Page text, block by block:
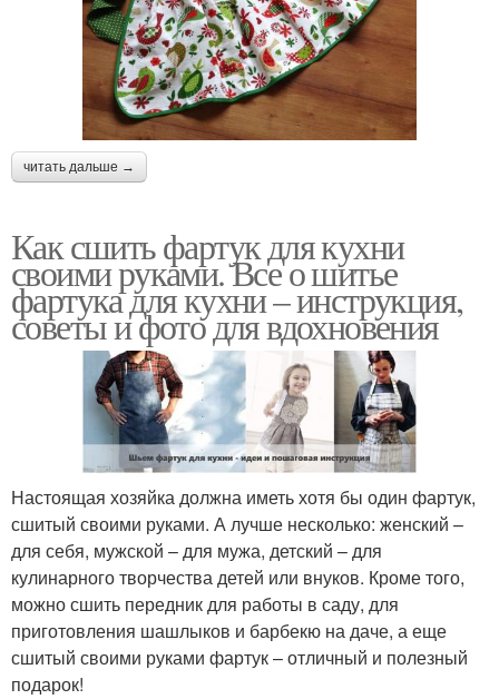
читать дальше →
Как сшить фартук для кухни
своими руками. Все о шитье
фартука для кухни – инструкция,
советы и фото для вдохновения
Настоящая хозяйка должна иметь хотя бы один фартук,
сшитый своими руками. А лучше несколько: женский –
для себя, мужской – для мужа, детский – для
кулинарного творчества детей или внуков. Кроме того,
можно сшить передник для работы в саду, для
приготовления шашлыков и барбекю на даче, а еще
сшитый своими руками фартук – отличный и полезный
подарок!